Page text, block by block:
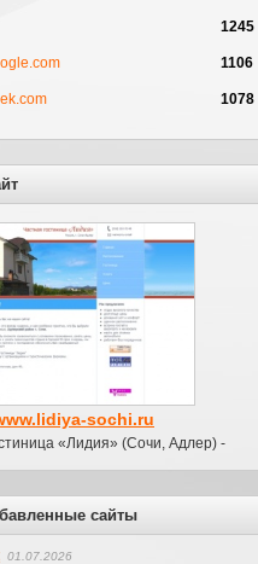
1245
1106
1078
sochi.ru
«Лидия» (Сочи, Адлер) -
сайты
01.07.2026